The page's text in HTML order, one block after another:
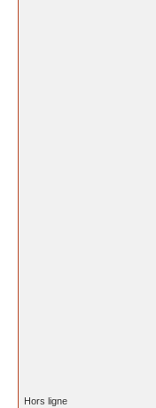
Hors ligne